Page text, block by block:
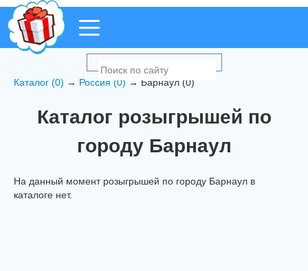
Каталог (0) → Россия (0) → Барнаул (0)
Каталог розыгрышей по
городу Барнаул
На данный момент розыгрышей по городу Барнаул в
каталоге нет.